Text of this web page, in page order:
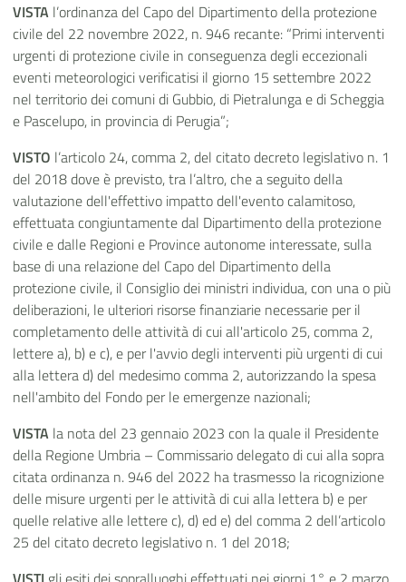
VISTA l’ordinanza del Capo del Dipartimento della protezione
civile del 22 novembre 2022, n. 946 recante: “Primi interventi
urgenti di protezione civile in conseguenza degli eccezionali
eventi meteorologici verificatisi il giorno 15 settembre 2022
nel territorio dei comuni di Gubbio, di Pietralunga e di Scheggia
e Pascelupo, in provincia di Perugia”;
VISTO l’articolo 24, comma 2, del citato decreto legislativo n. 1
del 2018 dove è previsto, tra l’altro, che a seguito della
valutazione dell'effettivo impatto dell'evento calamitoso,
effettuata congiuntamente dal Dipartimento della protezione
civile e dalle Regioni e Province autonome interessate, sulla
base di una relazione del Capo del Dipartimento della
protezione civile, il Consiglio dei ministri individua, con una o più
deliberazioni, le ulteriori risorse finanziarie necessarie per il
completamento delle attività di cui all'articolo 25, comma 2,
lettere a), b) e c), e per l'avvio degli interventi più urgenti di cui
alla lettera d) del medesimo comma 2, autorizzando la spesa
nell'ambito del Fondo per le emergenze nazionali;
VISTA la nota del 23 gennaio 2023 con la quale il Presidente
della Regione Umbria – Commissario delegato di cui alla sopra
citata ordinanza n. 946 del 2022 ha trasmesso la ricognizione
delle misure urgenti per le attività di cui alla lettera b) e per
quelle relative alle lettere c), d) ed e) del comma 2 dell’articolo
25 del citato decreto legislativo n. 1 del 2018;